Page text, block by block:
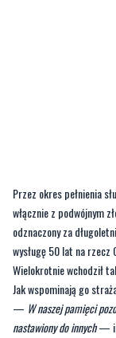
Przez okres pełnienia
włącznie z podwójnym
odznaczony za
wysługę 50 lat na rzecz
Wielokrotnie wchodził